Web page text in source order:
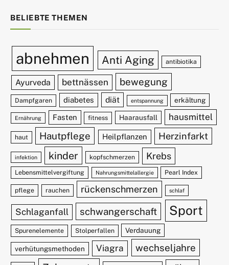
BELIEBTE THEMEN
abnehmen Anti Aging antibiotika
Ayurveda bettnässen bewegung
Dampfgaren diabetes diät entspannung erkältung
Ernährung Fasten fitness Haarausfall hausmittel
haut Hautpflege Heilpflanzen Herzinfarkt
infektion kinder kopfschmerzen Krebs
Lebensmittelvergiftung Nahrungsmittelallergie Pearl Index
pflege rauchen rückenschmerzen schlaf
Schlaganfall schwangerschaft Sport
Spurenelemente Stolperfallen Verdauung
verhütungsmethoden Viagra wechseljahre